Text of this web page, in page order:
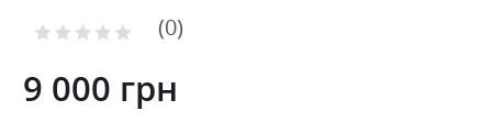
the
gallery
Рейтинг: 0
9 000 грн